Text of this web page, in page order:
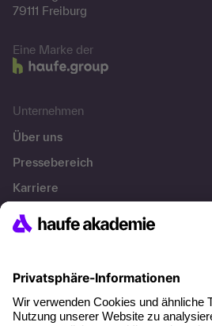
79111 Freiburg
Eine Marke der
Unternehmen
Über uns
Pressebereich
Karriere
Referenzen
Über unser Angebot